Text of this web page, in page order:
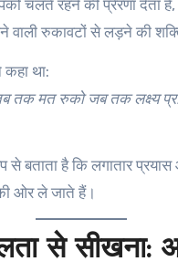
चलते रहने की प्रेरणा देता है,
वाली रुकावटों से लड़ने की
था:
तक मत रुको जब तक लक्ष्य
बताता है कि लगातार
ओर ले जाते हैं।
से सीखना: